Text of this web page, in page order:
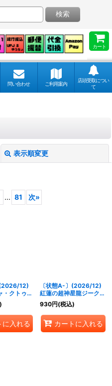
カート
検索
問い合わせ ご利用案内
店頭受取につい
て
表示順変更
... 81 次»
(2026/12)
・クトゥー
】
《緑》
に入れる
〔状態A-〕(2026/12)
紅蓮の超神星龍ジークヴ
ルム・ノヴァ【X】
{BS75-X03}《赤》
930円(税込)
カートに入れる